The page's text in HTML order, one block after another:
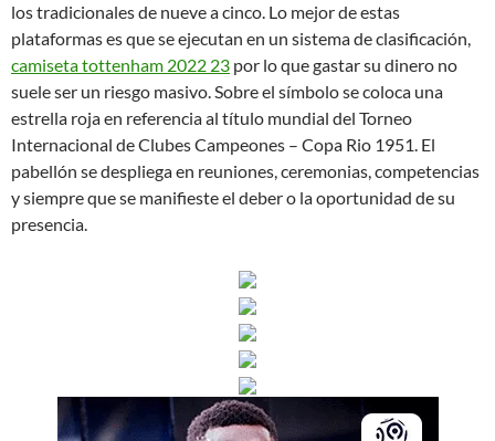
los tradicionales de nueve a cinco. Lo mejor de estas
plataformas es que se ejecutan en un sistema de clasificación,
camiseta tottenham 2022 23 por lo que gastar su dinero no
suele ser un riesgo masivo. Sobre el símbolo se coloca una
estrella roja en referencia al título mundial del Torneo
Internacional de Clubes Campeones – Copa Rio 1951. El
pabellón se despliega en reuniones, ceremonias, competencias
y siempre que se manifieste el deber o la oportunidad de su
presencia.